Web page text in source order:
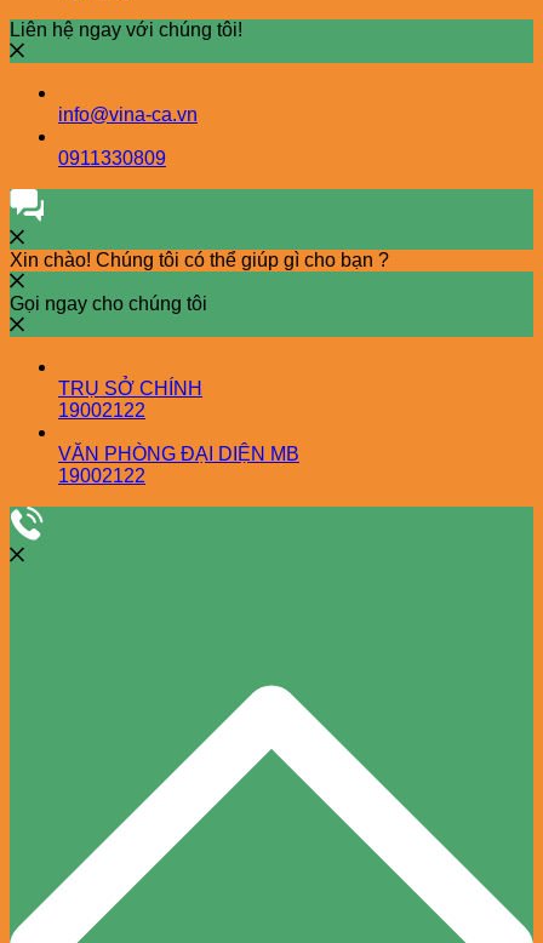
Liên hệ ngay với chúng tôi!
info@vina-ca.vn
0911330809
Xin chào! Chúng tôi có thể giúp gì cho bạn ?
Gọi ngay cho chúng tôi
TRỤ SỞ CHÍNH
19002122
VĂN PHÒNG ĐẠI DIỆN MB
19002122